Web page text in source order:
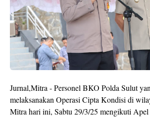
Jurnal,Mitra - Personel BKO Polda Sulut
melaksanakan Operasi Cipta Kondisi di
Mitra hari ini, Sabtu 29/3/25 mengikuti Apel